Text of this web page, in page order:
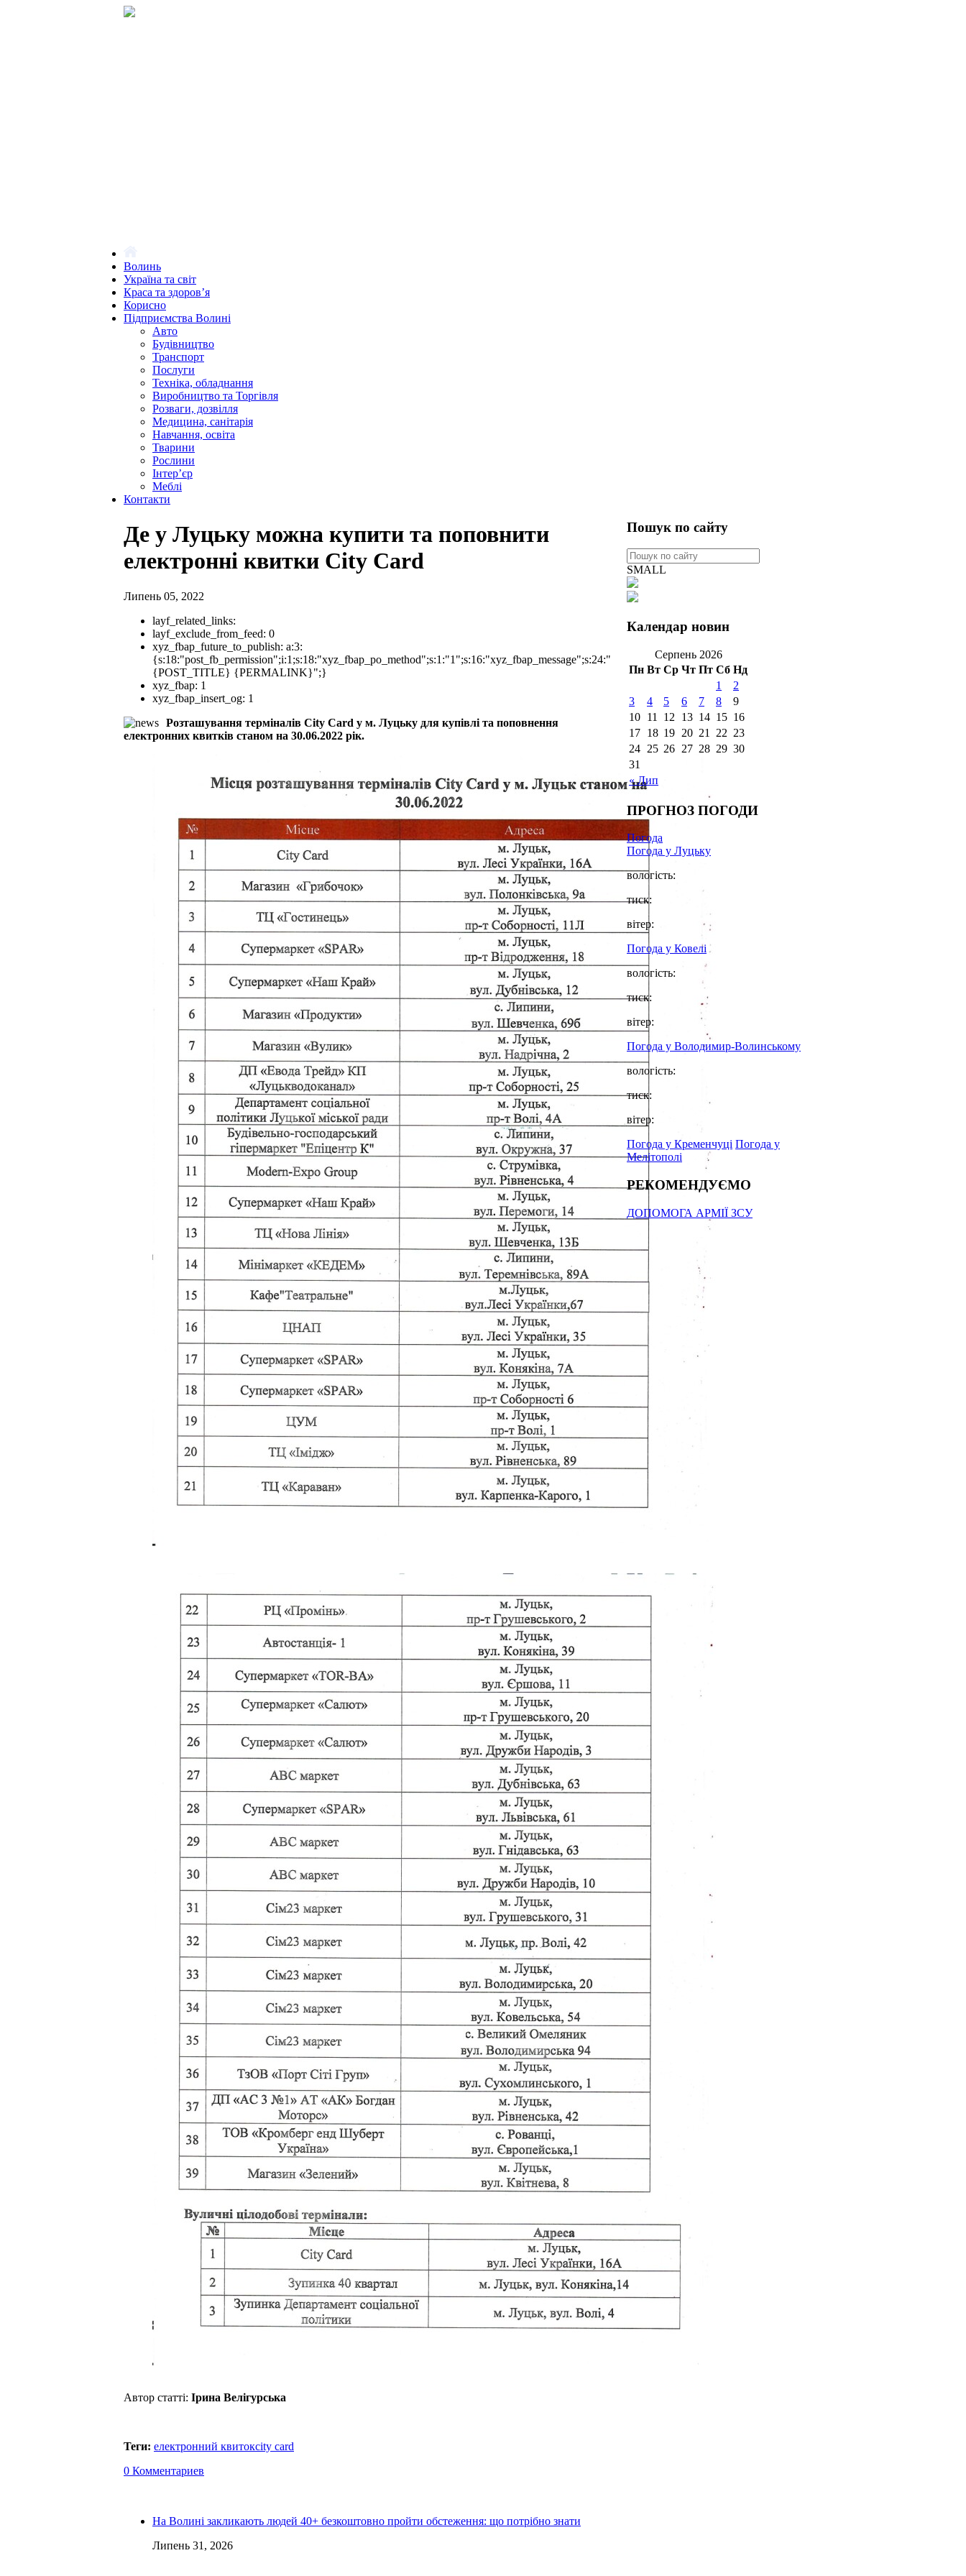
Волинь
Україна та світ
Краса та здоров’я
Корисно
Підприємства Волині
Авто
Будівництво
Транспорт
Послуги
Техніка, обладнання
Виробництво та Торгівля
Розваги, дозвілля
Медицина, санітарія
Навчання, освіта
Тварини
Рослини
Інтер’єр
Меблі
Контакти
Де у Луцьку можна купити та поповнити
електронні квитки City Card
Липень 05, 2022
layf_related_links:
layf_exclude_from_feed: 0
xyz_fbap_future_to_publish: a:3:
{s:18:"post_fb_permission";i:1;s:18:"xyz_fbap_po_method";s:1:"1";s:16:"xyz_fbap_message";s:24:"
{POST_TITLE} {PERMALINK}";}
xyz_fbap: 1
xyz_fbap_insert_og: 1
Розташування терміналів City Card у м. Луцьку для купівлі та поповнення
електронних квитків станом на 30.06.2022 рік.
Автор статті: Ірина Велігурська
Теги: електронний квитокcity card
0 Комментариев
На Волині закликають людей 40+ безкоштовно пройти обстеження: що потрібно знати
Липень 31, 2026
Пошук по сайту
SMALL
Календар новин
Серпень 2026
Пн Вт Ср Чт Пт Сб Нд
« Лип
1
2
3
4 5 6 7 8
9
10 11 12 13 14 15 16
17 18 19 20 21 22 23
24 25 26 27 28 29 30
31
ПРОГНОЗ ПОГОДИ
Погода
Погода у Луцьку
вологість:
тиск:
вітер:
Погода у Ковелі
вологість:
тиск:
вітер:
Погода у Володимир-Волинському
вологість:
тиск:
вітер:
Погода у Кременчуці Погода у
Мелітополі
РЕКОМЕНДУЄМО
ДОПОМОГА АРМІЇ ЗСУ